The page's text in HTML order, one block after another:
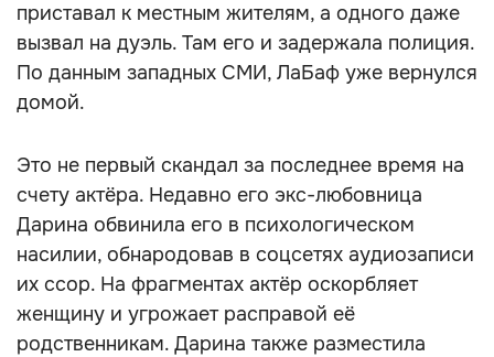
приставал к местным жителям, а одного даже
вызвал на дуэль. Там его и задержала полиция.
По данным западных СМИ, ЛаБаф уже вернулся
домой.
Это не первый скандал за последнее время на
счету актёра. Недавно его экс-любовница
Дарина обвинила его в психологическом
насилии, обнародовав в соцсетях аудиозаписи
их ссор. На фрагментах актёр оскорбляет
женщину и угрожает расправой её
родственникам. Дарина также разместила